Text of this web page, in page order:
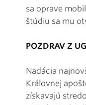
sa oprave
štúdiu sa mu
POZDRAV Z
Nadácia
Kráľovnej
získavajú